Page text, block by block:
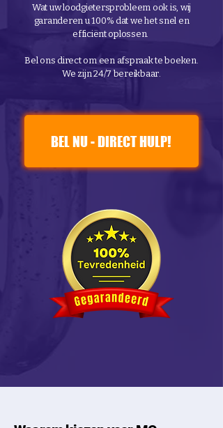
Wat uw loodgietersprobleem ook is, wij
garanderen u 100% dat we het snel en
efficiënt oplossen.
Bel ons direct om een afspraak te boeken.
We zijn 24/7 bereikbaar.
BEL NU - DIRECT HULP!